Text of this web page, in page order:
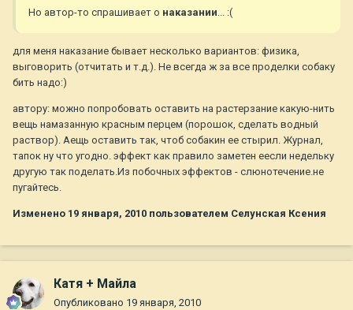
Но автор-то спрашивает о наказании... :(
для меня наказание бывает несколько вариантов: физика,
выговорить (отчитать и т.д.). Не всегда ж за все проделки собаку
бить надо:)
автору: можно попробовать оставить на растерзание какую-нить
вещь намазанную красным перцем (порошок, сделать водный
раствор). Аещь оставить так, чтоб собакин ее стырил. Журнал,
тапок ну что угодно. эффект как правило заметен еесли недельку
другую так поделать.Из побочных эффектов - слюнотечение.не
пугайтесь.
Изменено 19 января, 2010 пользователем Селунская Ксения
Катя + Майла
Опубликовано 19 января, 2010